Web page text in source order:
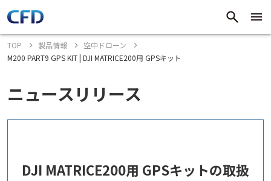
TOP 製品情報
空中ドローン
M200 PART9 GPS KIT | DJI MATRICE200用 GPSキット
ニュースリリース
DJI MATRICE200用 GPSキットの取扱